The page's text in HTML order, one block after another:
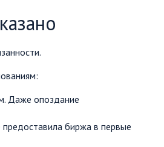
Даже опоздание
предоставила биржа в первые